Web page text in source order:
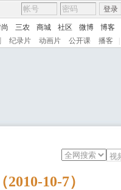
登录
三农 商城 社区 微博 博客
纪录片 动画片 公开课 播客
10-7）